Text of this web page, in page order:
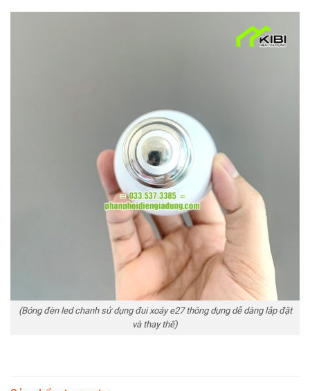
(Bóng đèn led chanh sử dụng đui xoáy e27 thông dụng dễ dàng lắp đặt
và thay thế)